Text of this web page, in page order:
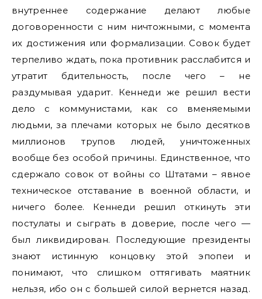
внутреннее содержание делают любые
договоренности с ним ничтожными, с момента
их достижения или формализации. Совок будет
терпеливо ждать, пока противник расслабится и
утратит бдительность, после чего – не
раздумывая ударит. Кеннеди же решил вести
дело с коммунистами, как со вменяемыми
людьми, за плечами которых не было десятков
миллионов трупов людей, уничтоженных
вообще без особой причины. Единственное, что
сдержало совок от войны со Штатами – явное
техническое отставание в военной области, и
ничего более. Кеннеди решил откинуть эти
постулаты и сыграть в доверие, после чего —
был ликвидирован. Последующие президенты
знают истинную концовку этой эпопеи и
понимают, что слишком оттягивать маятник
нельзя, ибо он с большей силой вернется назад.